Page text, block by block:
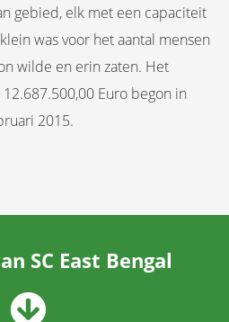
gebied, elk met een capaciteit
was voor het aantal mensen
wilde en erin zaten. Het
Euro begon in
2015.
SC East Bengal